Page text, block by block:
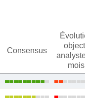
Consensus
objectif
mois